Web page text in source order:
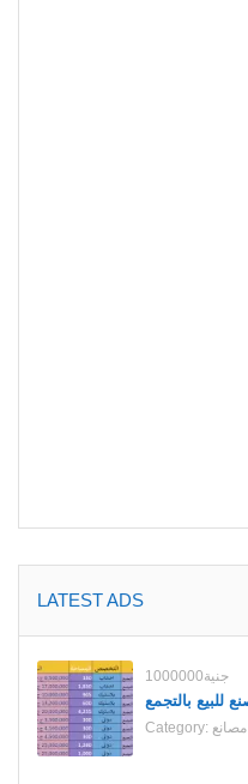
LATEST ADS
1000000جنية
Category: مصانع